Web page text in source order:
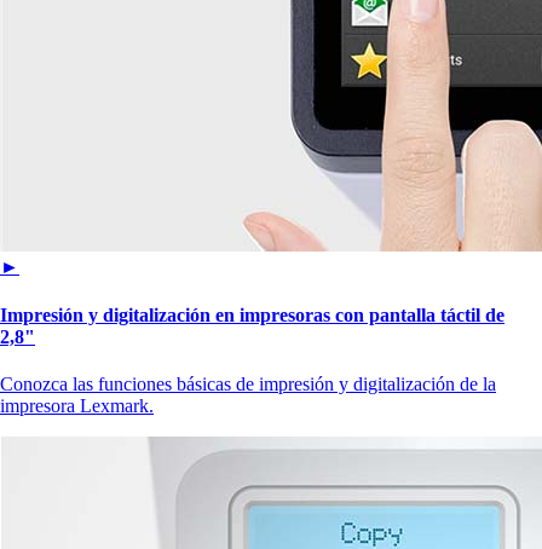
►
Impresión y digitalización en impresoras con pantalla táctil de
2,8"
Conozca las funciones básicas de impresión y digitalización de la
impresora Lexmark.